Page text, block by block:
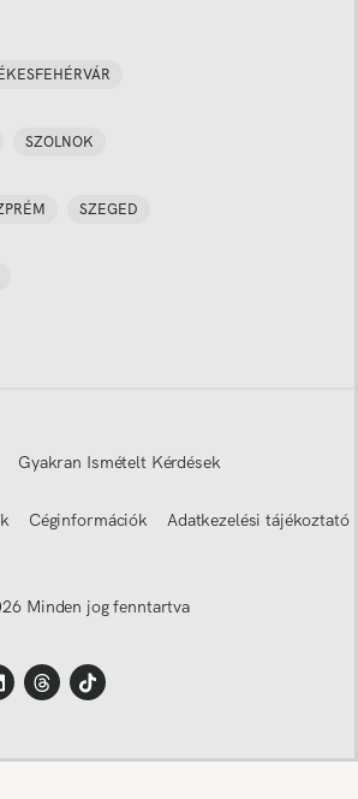
SZOLNOK
SZEGED
Gyakran Ismételt Kérdések
Céginformációk Adatkezelési tájékoztató
Minden jog fenntartva